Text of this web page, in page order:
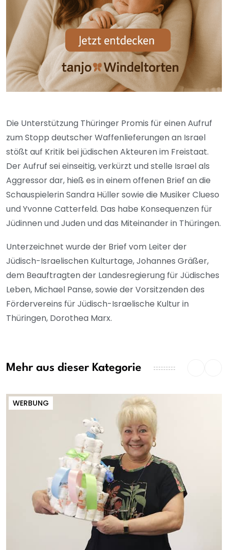
Die Unterstützung Thüringer Promis für einen Aufruf
zum Stopp deutscher Waffenlieferungen an Israel
stößt auf Kritik bei jüdischen Akteuren im Freistaat.
Der Aufruf sei einseitig, verkürzt und stelle Israel als
Aggressor dar, hieß es in einem offenen Brief an die
Schauspielerin Sandra Hüller sowie die Musiker Clueso
und Yvonne Catterfeld. Das habe Konsequenzen für
Jüdinnen und Juden und das Miteinander in Thüringen.
Unterzeichnet wurde der Brief vom Leiter der
Jüdisch-Israelischen Kulturtage, Johannes Gräßer,
dem Beauftragten der Landesregierung für Jüdisches
Leben, Michael Panse, sowie der Vorsitzenden des
Fördervereins für Jüdisch-Israelische Kultur in
Thüringen, Dorothea Marx.
Mehr aus dieser Kategorie
WERBUNG